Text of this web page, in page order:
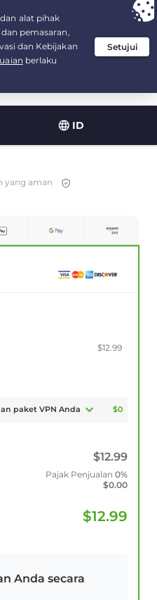
ID
years at $
yang aman
$12.99
paket VPN Anda $0
$12.99
Pajak Penjualan 0%
$0.00
$12.99
Anda secara